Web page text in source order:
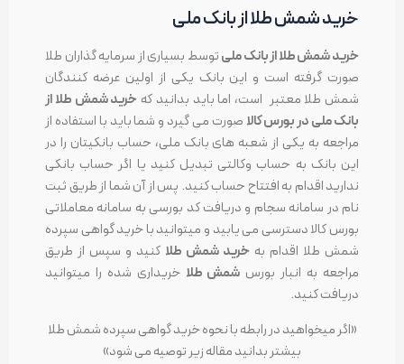
خرید شمش طلا از بانک ملی
خرید شمش طلا از بانک ملیتوسط بسیاری از سرمایه گذاران طلا
صورت گرفته است و این بانک یکی از اولین عرضه کنندگان
شمش طلا معتبر است، اما باید بدانید که خرید شمش طلا از
بانک ملی در بورس کالا صورت می گیرد و شما باید با استفاده از
مراجعه به یکی از شعبه های بانک ملی، حساب بانکیتان را در
این بانک به حساب وکالتی تبدیل کنید یا اگر حساب بانکی
ندارید اقدام به افتتاح حساب کنید. پس از آن شما از طریق ثبت
نام در سامانه سجام و دریافت کد بورسی به سامانه معاملاتی
بورس کالا دسترسی می یابید و میتوانید با خرید گواهی سپرده
شمش طلا اقدام به خرید شمش طلا کنید و سپس از طریق
مراجعه به انبار بورس شمش طلا خریداری شده را میتوانید
دریافت کنید.
«اگر میخواهید در رابطه با نحوه خرید گواهی سپرده شمش طلا
بیشتر بدانید مقاله زیر توصیه می شود»